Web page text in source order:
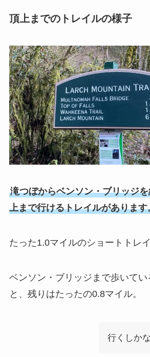
頂上までのトレイルの様子
滝つぼからベンソン・ブリッジ
上まで行けるトレイルがあります
たった1.0マイルのショートトレイ
ベンソン・ブリッジまで歩いてい
と、残りはたったの0.8マイル。
行くしか